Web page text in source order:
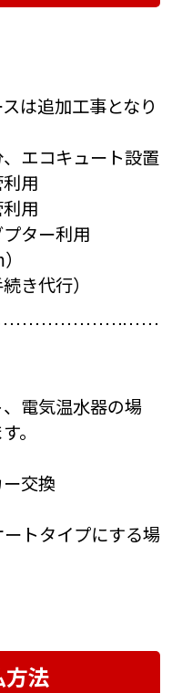
は追加工事となり
エコキュート設置
用
用
ター利用
き代行）
電気温水器の場
。
交換
トタイプにする場
方法